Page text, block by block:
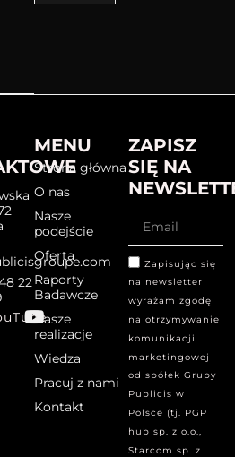
22
MENU
Strona główna
O nas
Nasze
podejście
Oferta
Raporty
Badawcze
Nasze
realizacje
Wiedza
Pracuj z nami
Kontakt
ZAPISZ
SIĘ NA
Zapisując się
na newsletter
wyrażam zgodę
na otrzymywanie
komunikacji
marketingowej
od spółek Grupy
Publicis w
Polsce (tj. PGP
hub sp. z o.o.,
Starcom sp. z